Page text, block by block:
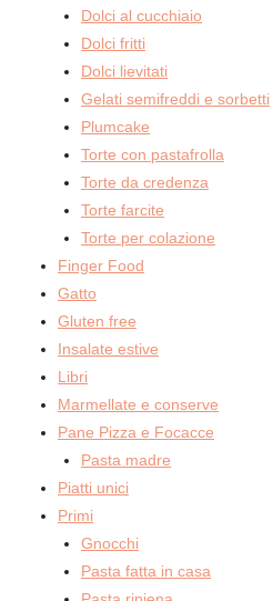
Dolci al cucchiaio
Dolci fritti
Dolci lievitati
Gelati semifreddi e sorbetti
Plumcake
Torte con pastafrolla
Torte da credenza
Torte farcite
Torte per colazione
Finger Food
Gatto
Gluten free
Insalate estive
Libri
Marmellate e conserve
Pane Pizza e Focacce
Pasta madre
Piatti unici
Primi
Gnocchi
Pasta fatta in casa